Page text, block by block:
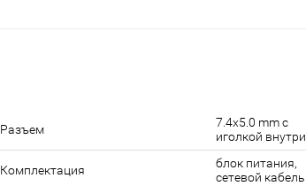
Разъем
7.4x5.0 mm с
иголкой внутри
Комплектация
блок питания,
сетевой кабель